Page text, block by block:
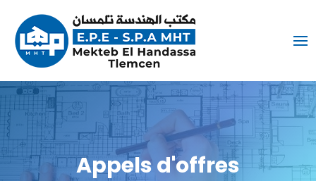
Appels d'offres